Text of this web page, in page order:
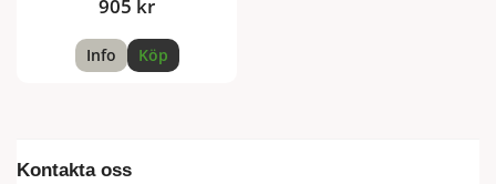
905 kr
Info Köp
Kontakta oss